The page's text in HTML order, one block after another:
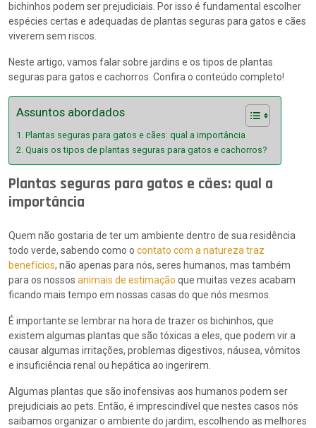
bichinhos podem ser prejudiciais. Por isso é fundamental escolher
espécies certas e adequadas de plantas seguras para gatos e cães
viverem sem riscos.
Neste artigo, vamos falar sobre jardins e os tipos de plantas
seguras para gatos e cachorros. Confira o conteúdo completo!
Assuntos abordados
Plantas seguras para gatos e cães: qual a importância
Quais os tipos de plantas seguras para gatos e cachorros?
Plantas seguras para gatos e cães: qual a
importância
Quem não gostaria de ter um ambiente dentro de sua residência
todo verde, sabendo como o contato com a natureza traz
benefícios, não apenas para nós, seres humanos, mas também
para os nossos animais de estimação que muitas vezes acabam
ficando mais tempo em nossas casas do que nós mesmos.
É importante se lembrar na hora de trazer os bichinhos, que
existem algumas plantas que são tóxicas a eles, que podem vir a
causar algumas irritações, problemas digestivos, náusea, vômitos
e insuficiência renal ou hepática ao ingerirem.
Algumas plantas que são inofensivas aos humanos podem ser
prejudiciais ao pets. Então, é imprescindível que nestes casos nós
saibamos organizar o ambiente do jardim, escolhendo as melhores